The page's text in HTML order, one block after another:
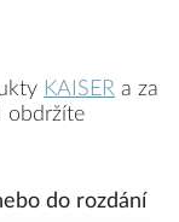
KAISER a za
obdržíte
do rozdání